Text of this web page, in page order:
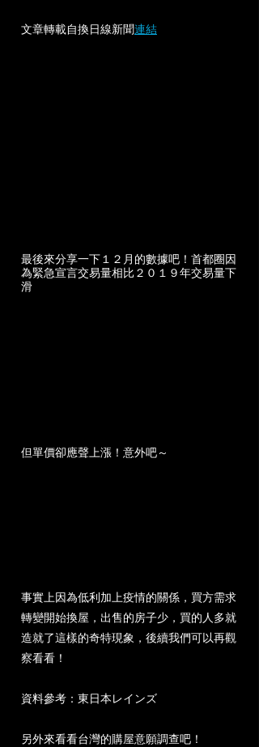
文章轉載自換日線新聞連結
最後來分享一下１２月的數據吧！首都圈因
為緊急宣言交易量相比２０１９年交易量下
滑
但單價卻應聲上漲！意外吧～
事實上因為低利加上疫情的關係，買方需求
轉變開始換屋，出售的房子少，買的人多就
造就了這樣的奇特現象，後續我們可以再觀
察看看！
資料參考： 東日本レインズ
另外來看看台灣的購屋意願調查吧！